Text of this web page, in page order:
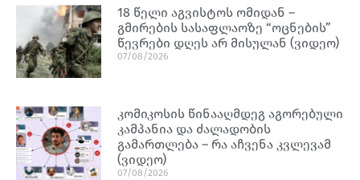
18 წელი აგვისტოს ომიდან –
გმირების სასაფლაოზე “ოცნების”
წევრები დღეს არ მისულან (ვიდეო)
07/08/2026
კომიკოსის წინააღმდეგ აგორებული
კამპანია და ძალადობის
გამართლება – რა აჩვენა კვლევამ
(ვიდეო)
07/08/2026